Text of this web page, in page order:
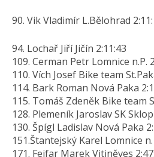
90. Vik Vladimír L.Bělohrad
94. Lochař Jiří Jičín 2:11:43
109. Cerman Petr Lomnice n.P.
110. Vích Josef Bike team
114. Bark Roman Nová Paka
115. Tomáš Zdeněk Bike team
128. Plemeník Jaroslav SK
130. Špígl Ladislav Nová Paka
151.Štantejský Karel Lomnice n.
171. Fejfar Marek Vitiněves